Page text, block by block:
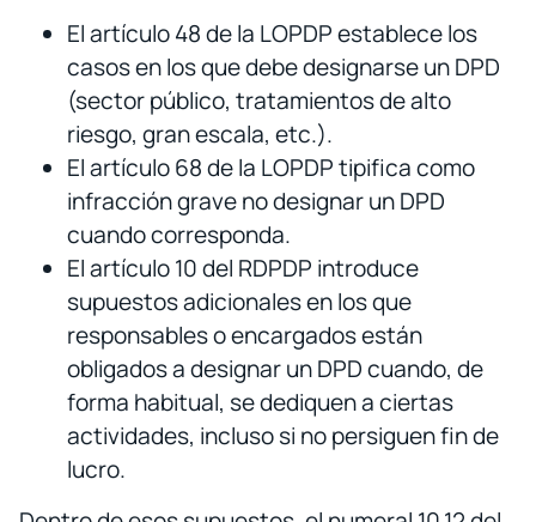
El artículo 48 de la LOPDP establece los
casos en los que debe designarse un DPD
(sector público, tratamientos de alto
riesgo, gran escala, etc.).
El artículo 68 de la LOPDP tipifica como
infracción grave no designar un DPD
cuando corresponda.
El artículo 10 del RDPDP introduce
supuestos adicionales en los que
responsables o encargados están
obligados a designar un DPD cuando, de
forma habitual, se dediquen a ciertas
actividades, incluso si no persiguen fin de
lucro.